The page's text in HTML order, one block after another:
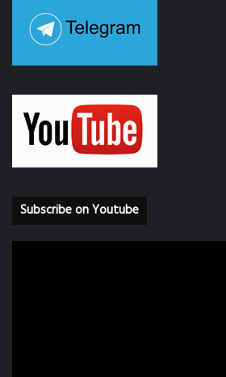
Subscribe on Youtube